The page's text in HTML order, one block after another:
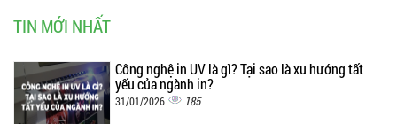
TIN MỚI NHẤT
Công nghệ in UV là gì? Tại sao là xu hướng tất
yếu của ngành in?
31/01/2026 185